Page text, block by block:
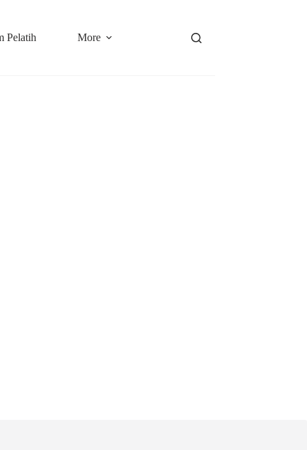
Pelatih More